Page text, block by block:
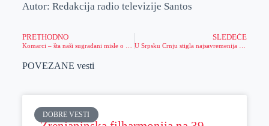
Autor: Redakcija radio televizije Santos
PRETHODNO SLEDEĆE
POVEZANE vesti
DOBRE VESTI